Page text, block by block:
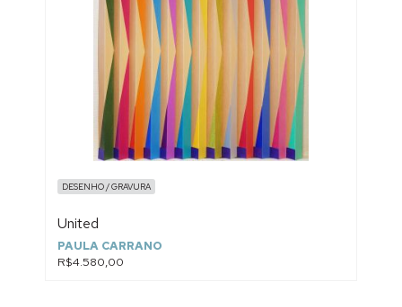
DESENHO / GRAVURA
United
PAULA CARRANO
R$4.580,00